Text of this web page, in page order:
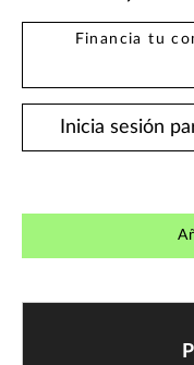
Financia tu
Inicia sesión